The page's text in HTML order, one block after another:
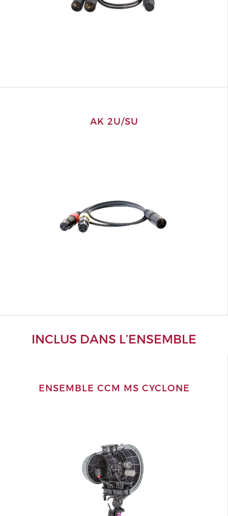
AK 2U/SU
INCLUS DANS L’ENSEMBLE
ENSEMBLE CCM MS CYCLONE